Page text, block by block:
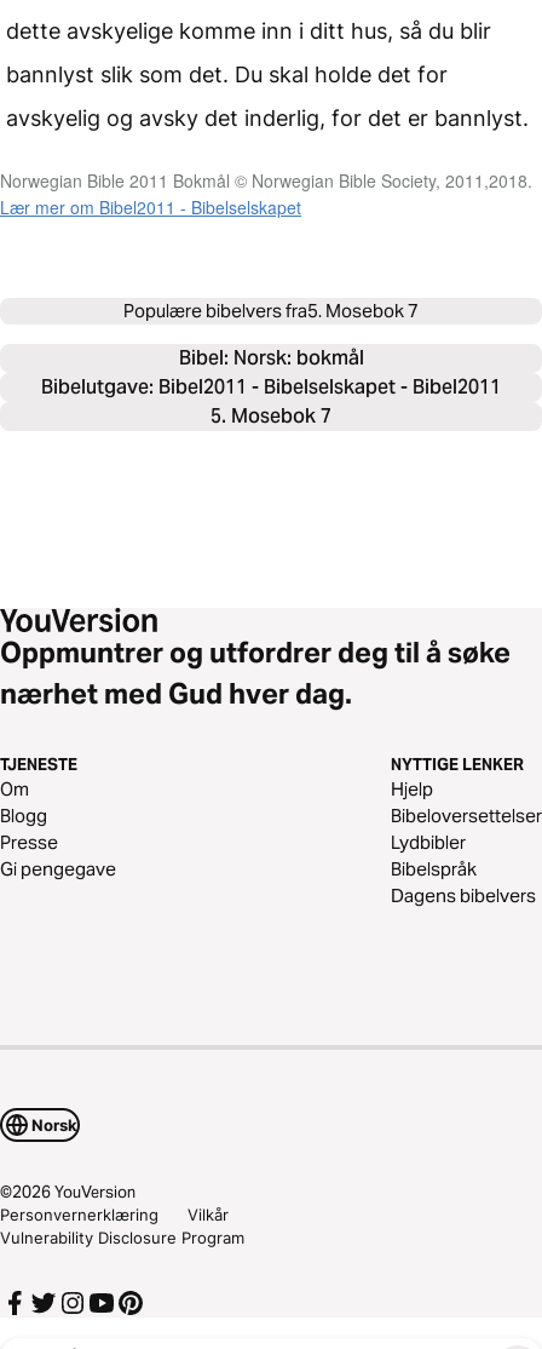
dette avskyelige komme inn i ditt hus, så du blir
bannlyst slik som det. Du skal holde det for
avskyelig og avsky det inderlig, for det er bannlyst.
Norwegian Bible 2011 Bokmål © Norwegian Bible Society, 2011,2018.
Lær mer om Bibel2011 - Bibelselskapet
Populære bibelvers fra5. Mosebok 7
Bibel: Norsk: bokmål
Bibelutgave: Bibel2011 - Bibelselskapet - Bibel2011
5. Mosebok 7
Oppmuntrer og utfordrer deg til å søke
nærhet med Gud hver dag.
TJENESTE
Om
Blogg
Presse
Gi pengegave
NYTTIGE LENKER
Hjelp
Bibeloversettelser
Lydbibler
Bibelspråk
Dagens bibelvers
Norsk
©2026YouVersion
Personvernerklæring
Vilkår
Vulnerability Disclosure Program